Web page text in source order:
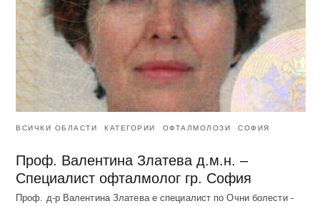
ВСИЧКИ ОБЛАСТИ КАТЕГОРИИ ОФТАЛМОЛОЗИ СОФИЯ
Проф. Валентина Златева д.м.н. –
Специалист офталмолог гр. София
Проф. д-р Валентина Златева е специалист по Очни болести -